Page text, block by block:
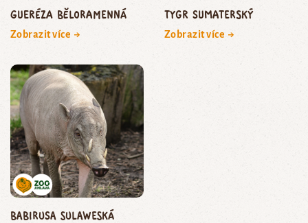
gueréza běloramenná
Zobrazit více →
tygr sumaterský
Zobrazit více →
babirusa sulaweská